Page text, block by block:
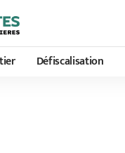
Défiscalisation